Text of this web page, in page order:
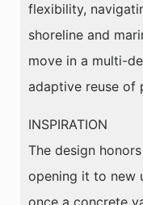
flexibility,
shoreline and
move in a multi-
adaptive reuse of
INSPIRATION
The design
opening it to new